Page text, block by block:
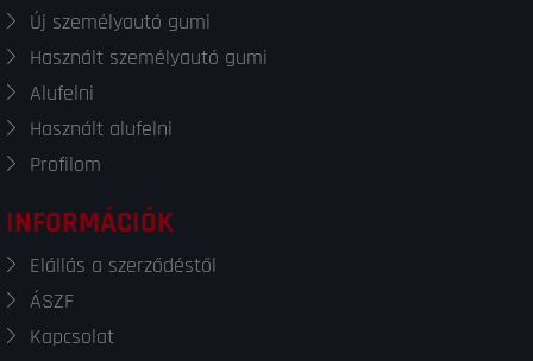
Új személyautó gumi
Használt személyautó gumi
Alufelni
Használt alufelni
Profilom
INFORMÁCIÓK
Elállás a szerződéstől
ÁSZF
Kapcsolat